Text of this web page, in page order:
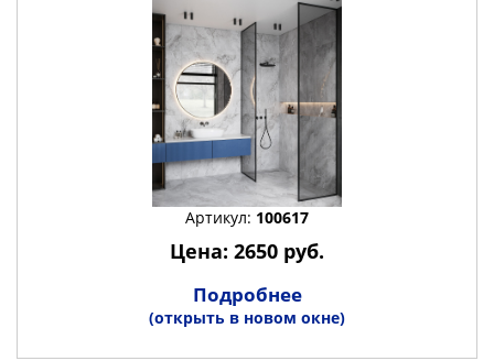
Артикул: 100617
Цена: 2650 руб.
Подробнее
(открыть в новом окне)